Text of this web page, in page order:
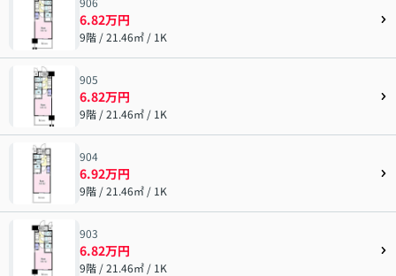
6.82万円
9階 / 21.46㎡ / 1K
905
6.82万円
9階 / 21.46㎡ / 1K
904
6.92万円
9階 / 21.46㎡ / 1K
903
6.82万円
9階 / 21.46㎡ / 1K